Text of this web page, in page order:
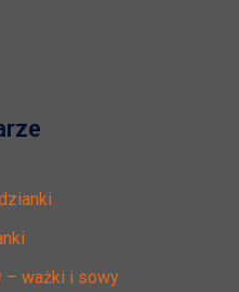
– ważki i sowy